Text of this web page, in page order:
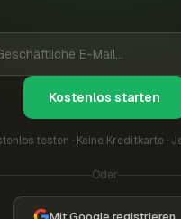
Kostenlos starten
testen · Keine Kreditkarte ·
Oder